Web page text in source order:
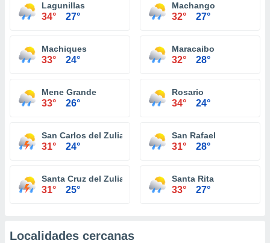
Lagunillas
34° 27°
Machango
32° 27°
Machiques
33° 24°
Maracaibo
32° 28°
Mene Grande
33° 26°
Rosario
34° 24°
San Carlos del Zulia
31° 24°
San Rafael
31° 28°
Santa Cruz del Zulia
31° 25°
Santa Rita
33° 27°
Localidades cercanas